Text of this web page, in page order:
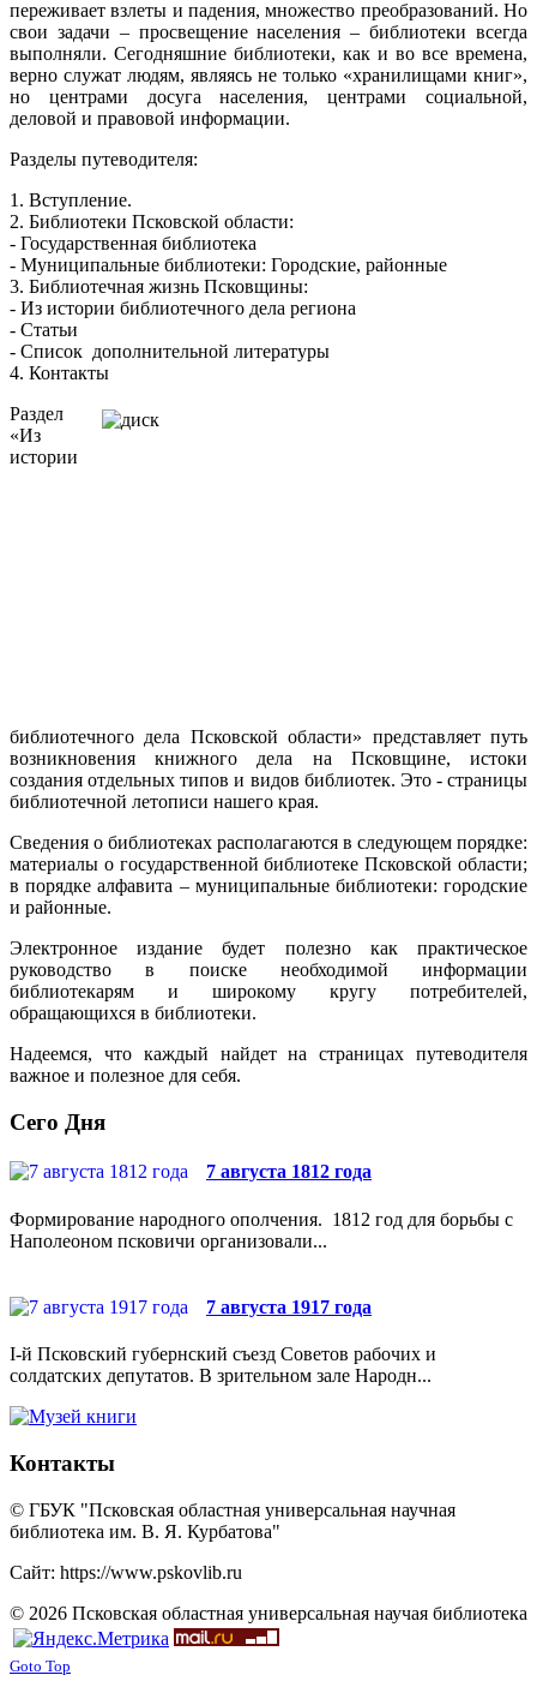
переживает взлеты и падения, множество преобразований. Но
свои задачи – просвещение населения – библиотеки всегда
выполняли. Сегодняшние библиотеки, как и во все времена,
верно служат людям, являясь не только «хранилищами книг»,
но центрами досуга населения, центрами социальной,
деловой и правовой информации.
Разделы путеводителя:
1. Вступление.
2. Библиотеки Псковской области:
- Государственная библиотека
- Муниципальные библиотеки: Городские, районные
3. Библиотечная жизнь Псковщины:
- Из истории библиотечного дела региона
- Статьи
- Список дополнительной литературы
4. Контакты
Раздел
«Из
истории
библиотечного дела Псковской области» представляет путь
возникновения книжного дела на Псковщине, истоки
создания отдельных типов и видов библиотек. Это - страницы
библиотечной летописи нашего края.
Сведения о библиотеках располагаются в следующем порядке:
материалы о государственной библиотеке Псковской области;
в порядке алфавита – муниципальные библиотеки: городские
и районные.
Электронное издание будет полезно как практическое
руководство в поиске необходимой информации
библиотекарям и широкому кругу потребителей,
обращающихся в библиотеки.
Надеемся, что каждый найдет на страницах путеводителя
важное и полезное для себя.
Сего Дня
7 августа 1812 года
Формирование народного ополчения. 1812 год для борьбы с
Наполеоном псковичи организовали...
7 августа 1917 года
I-й Псковский губернский съезд Советов рабочих и
солдатских депутатов. В зрительном зале Народн...
Контакты
© ГБУК "Псковская областная универсальная научная
библиотека им. В. Я. Курбатова"
Сайт: https://www.pskovlib.ru
© 2026 Псковская областная универсальная научая библиотека
Goto Top